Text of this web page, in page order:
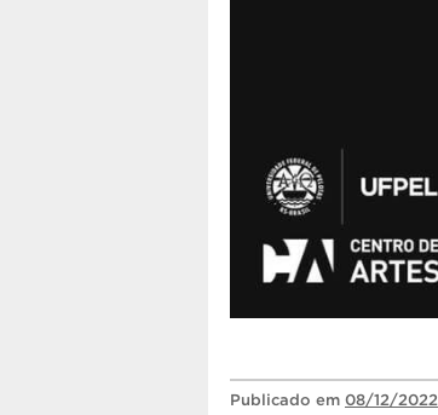
Publicado em 08/12/2022